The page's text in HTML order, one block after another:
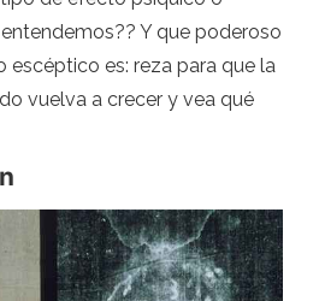
Y que poderoso
escéptico es: reza para que la
vuelva a crecer y vea qué